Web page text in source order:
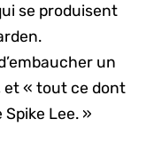
se produisent
un
et « tout ce dont
Lee. »